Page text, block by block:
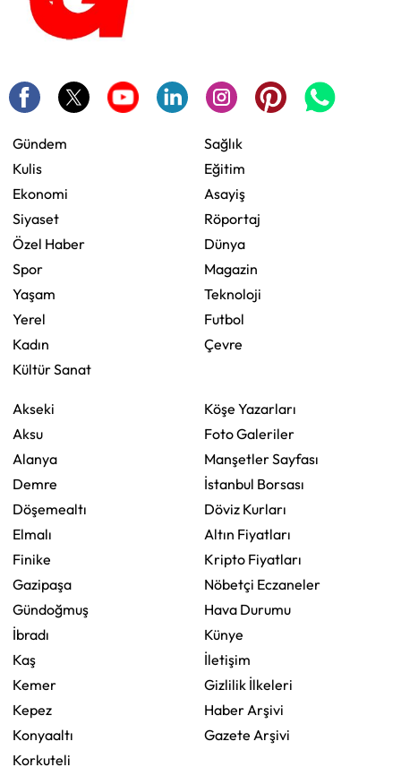
Gündem
Kulis
Ekonomi
Siyaset
Özel Haber
Spor
Yaşam
Yerel
Kadın
Kültür Sanat
Sağlık
Eğitim
Asayiş
Röportaj
Dünya
Magazin
Teknoloji
Futbol
Çevre
Akseki
Aksu
Alanya
Demre
Döşemealtı
Elmalı
Finike
Gazipaşa
Gündoğmuş
İbradı
Kaş
Kemer
Kepez
Konyaaltı
Korkuteli
Köşe Yazarları
Foto Galeriler
Manşetler Sayfası
İstanbul Borsası
Döviz Kurları
Altın Fiyatları
Kripto Fiyatları
Nöbetçi Eczaneler
Hava Durumu
Künye
İletişim
Gizlilik İlkeleri
Haber Arşivi
Gazete Arşivi